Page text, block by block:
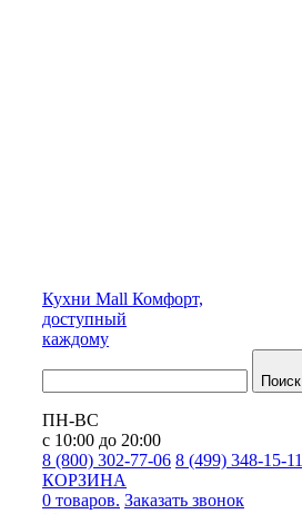
Кухни Mall Комфорт,
доступный
каждому
Поиск
ПН-ВС
с 10:00 до 20:00
8 (800) 302-77-06 8 (499) 348-15-11
КОРЗИНА
0 товаров. Заказать звонок